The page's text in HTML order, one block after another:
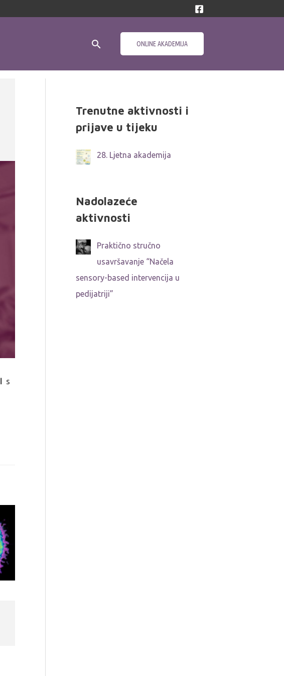
Search ONLINE AKADEMIJA
s
Trenutne aktivnosti i
prijave u tijeku
28. Ljetna akademija
Nadolazeće
aktivnosti
Praktično stručno
usavršavanje “Načela
sensory-based intervencija u
pedijatriji”